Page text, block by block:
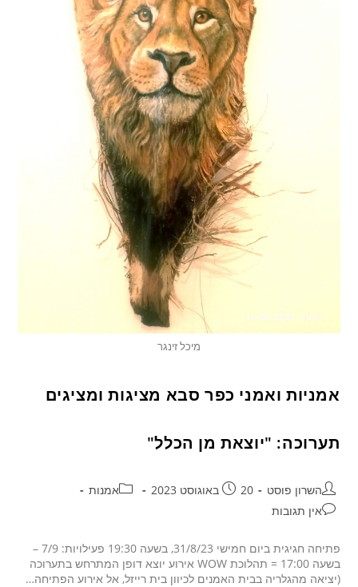
מיכל זינגר
אמניות ואמני כפר סבא מציגות ומציגים
תערוכה: "יוצאת מן הכלל"
השרון פוסט 20 באוגוסט 2023
אמנות
אין תגובות
פתיחה חגיגית ביום חמישי 31/8/23, בשעה 19:30 פעילויות: 7/9 –
בשעה 17:00 = תהלוכת WOW אירוע יוצא דופן המתרחש בתערוכה
(יציאה מהגלריה בבית האמנים לכיוון בית רייזל, אל אירוע הפתיחה…